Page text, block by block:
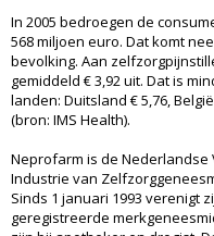
In 2005 bedroegen de
568 miljoen euro. Dat komt
bevolking. Aan
gemiddeld € 3,92 uit. Dat is
landen: Duitsland € 5,76,
(bron: IMS Health).
Neprofarm is de Nederlandse
Industrie van
Sinds 1 januari 1993 verenigt
geregistreerde